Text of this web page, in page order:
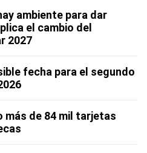
ambiente para dar
el cambio del
2027
fecha para el segundo
más de 84 mil tarjetas